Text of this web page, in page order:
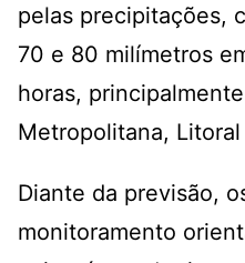
pelas precipitações,
70 e 80 milímetros
horas,
Metropolitana,
Diante da previsão,
monitoramento